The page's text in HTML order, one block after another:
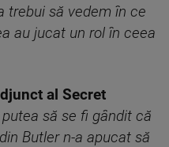
trebui să vedem în ce
au jucat un rol în ceea
al Secret
să se fi gândit că
Butler n-a apucat să